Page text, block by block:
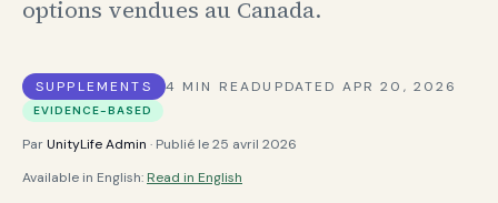
options vendues au Canada.
SUPPLEMENTS 4 MIN READUPDATED APR 20, 2026
EVIDENCE-BASED
ParUnityLife Admin · Publié le25 avril 2026
Available in English: Read in English